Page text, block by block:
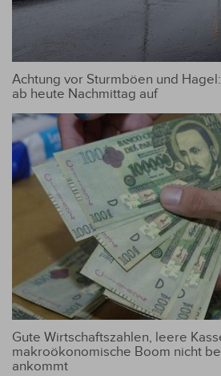
Achtung vor Sturmböen und
ab heute Nachmittag auf
Gute Wirtschaftszahlen, leere
makroökonomische Boom nicht
ankommt